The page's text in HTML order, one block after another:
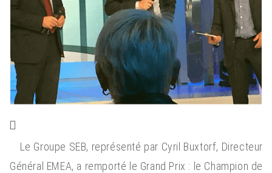
Le Groupe SEB, représenté par Cyril Buxtorf, Directeur
Général EMEA, a remporté le Grand Prix : le Champion de